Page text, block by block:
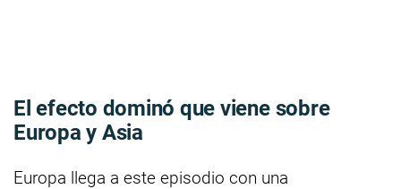
El efecto dominó que viene sobre
Europa y Asia
Europa llega a este episodio con una